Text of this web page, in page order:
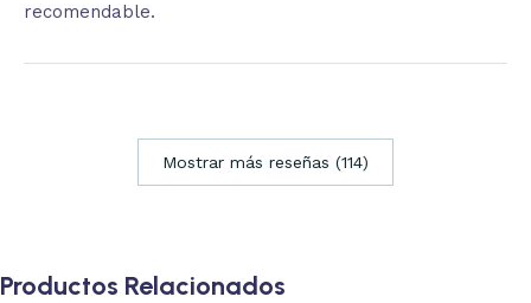
recomendable.
Mostrar más reseñas (114)
Productos Relacionados